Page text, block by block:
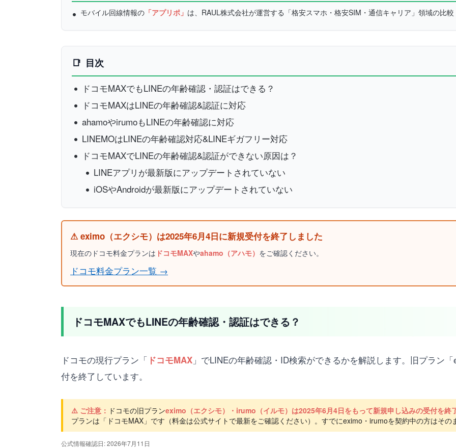
モバイル回線情報の 「アプリポ」 は、RAUL株式会社が運営する「格安スマホ・格安SIM・通信キャリア」領域の比
目次
ドコモMAXでもLINEの年齢確認・認証はできる？
ドコモMAXはLINEの年齢確認&認証に対応
ahamoやirumoもLINEの年齢確認に対応
LINEMOはLINEの年齢確認対応&LINEギガフリー対応
ドコモMAXでLINEの年齢確認&認証ができない原因は？
LINEアプリが最新版にアップデートされていない
iOSやAndroidが最新版にアップデートされていない
⚠ eximo（エクシモ）は2025年6月4日に新規受付を終了しました
現在のドコモ料金プランは ドコモMAXやahamo（アハモ） をご確認ください。
ドコモ料金プラン一覧 →
ドコモMAXでもLINEの年齢確認・認証はできる？
ドコモの現行プラン「 ドコモMAX 」でLINEの年齢確認・ID検索ができるかを解説します。旧プラン
付を終了しています。
⚠️ ご注意： ドコモの旧プランeximo（エクシモ）・irumo（イルモ）は2025年6月4日をもって新規申し込みの受付を終
プランは「ドコモMAX」です（料金は公式サイトで最新をご確認ください）。すでにeximo・irumoを契約中の方はその
公式情報確認日: 2026年7月11日